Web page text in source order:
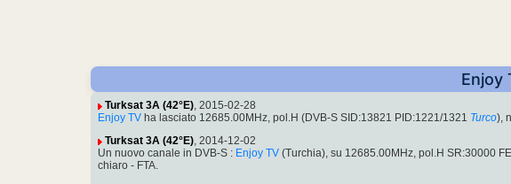
Enjoy
Turksat 3A (42°E), 2015-02-28
Enjoy TV ha lasciato 12685.00MHz, pol.H (DVB-S SID:13821 PID:1221/1321 Turco),
Turksat 3A (42°E), 2014-12-02
Un nuovo canale in DVB-S : Enjoy TV (Turchia), su 12685.00MHz, pol.H SR:30000
chiaro - FTA.